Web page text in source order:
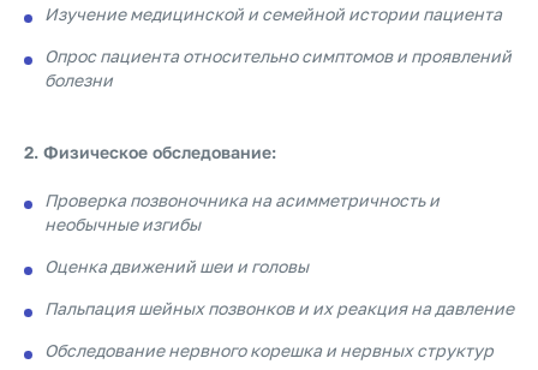
Изучение медицинской и семейной истории пациента
Опрос пациента относительно симптомов и проявлений
болезни
2. Физическое обследование:
Проверка позвоночника на асимметричность и
необычные изгибы
Оценка движений шеи и головы
Пальпация шейных позвонков и их реакция на давление
Обследование нервного корешка и нервных структур